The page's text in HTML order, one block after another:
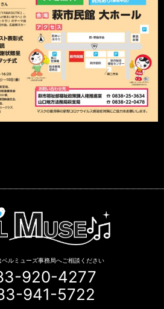
ルミューズ事務局へご相談ください
920-4277
941-5722